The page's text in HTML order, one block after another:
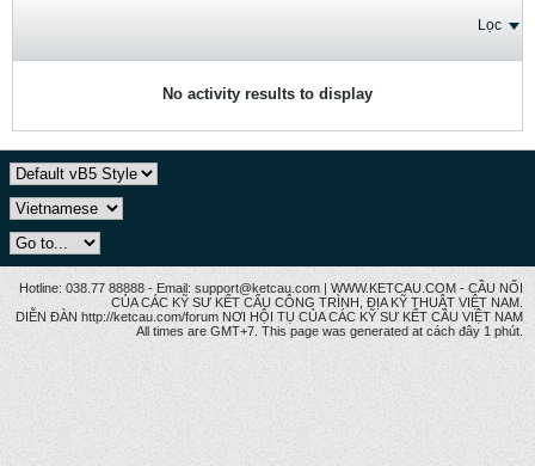
Lọc
No activity results to display
Hotline: 038.77 88888 - Email: support@ketcau.com | WWW.KETCAU.COM - CẦU NỐI
CỦA CÁC KỸ SƯ KẾT CẤU CÔNG TRÌNH, ĐỊA KỸ THUẬT VIỆT NAM.
DIỄN ĐÀN http://ketcau.com/forum NƠI HỘI TỤ CỦA CÁC KỸ SƯ KẾT CÂU VIỆT NAM
All times are GMT+7. This page was generated at cách đây 1 phút.